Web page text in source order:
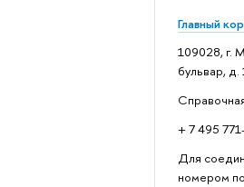
Главный
109028, г.
бульвар, д.
+ 7 495
Для
номером